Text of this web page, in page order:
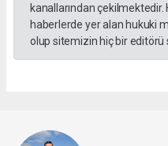
kanallarından çekilmektedir.
haberlerde yer alan hukuki
olup sitemizin hiç bir editörü